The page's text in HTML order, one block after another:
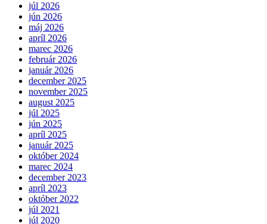
júl 2026
jún 2026
máj 2026
apríl 2026
marec 2026
február 2026
január 2026
december 2025
november 2025
august 2025
júl 2025
jún 2025
apríl 2025
január 2025
október 2024
marec 2024
december 2023
apríl 2023
október 2022
júl 2021
júl 2020